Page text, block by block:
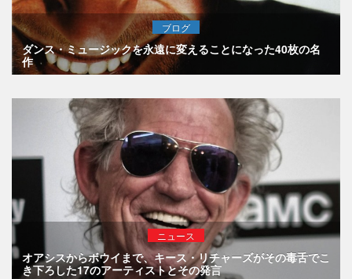
ブログ
ダンス・ミュージックを永遠に変えることになった40枚の名
作
ニュース
オアシスからボウイまで、キース・リチャーズがその毒舌でこ
き下ろした17のアーティストとその発言